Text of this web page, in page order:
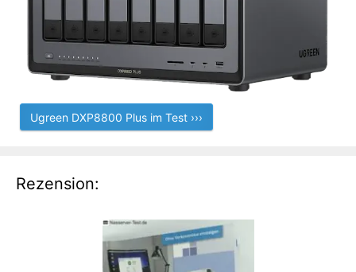
Ugreen DXP8800 Plus im Test ›››
Rezension: